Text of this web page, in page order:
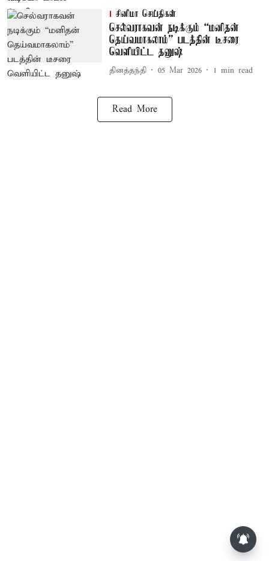
சினிமா செய்திகள்
செல்வராகவன் நடிக்கும் “மனிதன்
தெய்வமாகலாம்” படத்தின் டீசரை
வெளியிட்ட தனுஷ்
தினத்தந்தி 05 Mar 2026 1 min read
Read More